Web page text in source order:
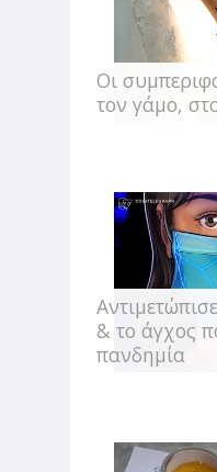
Οι
τον γάμο,
& το άγχος
πανδημία